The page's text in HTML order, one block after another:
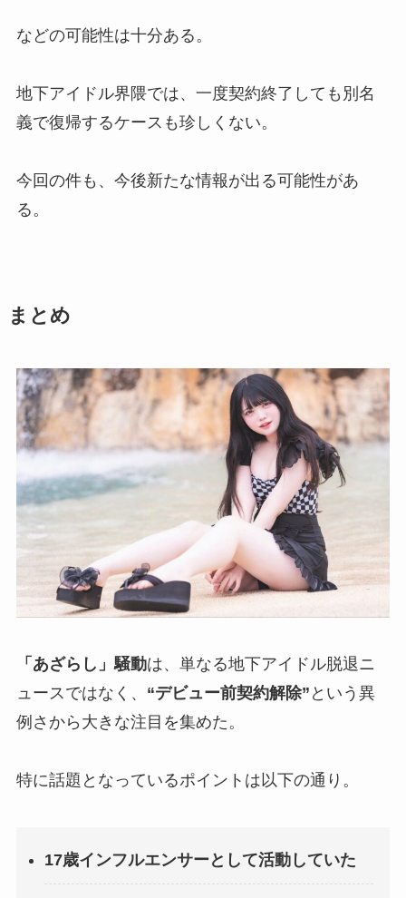
などの可能性は十分ある。
地下アイドル界隈では、一度契約終了しても別名
義で復帰するケースも珍しくない。
今回の件も、今後新たな情報が出る可能性があ
る。
まとめ
「あざらし」騒動は、単なる地下アイドル脱退ニ
ュースではなく、 “デビュー前契約解除” という異
例さから大きな注目を集めた。
特に話題となっているポイントは以下の通り。
17歳インフルエンサーとして活動していた